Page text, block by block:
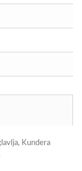
Kundera